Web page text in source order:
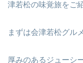
津若松の味覚旅をご
まずは会津若松グル
厚みのあるジューシ